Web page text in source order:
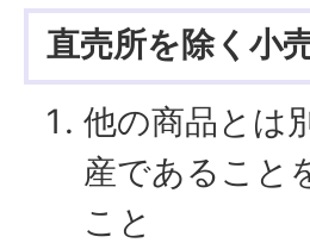
直売所を除く小
他の商品とは
産であること
こと